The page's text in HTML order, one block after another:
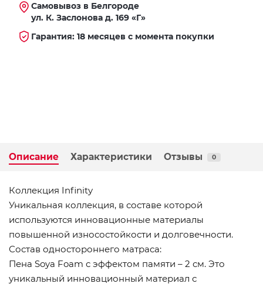
Самовывоз в Белгороде
ул. К. Заслонова д. 169 «Г»
Гарантия: 18 месяцев с момента покупки
Описание Характеристики Отзывы 0
Коллекция Infinity
Уникальная коллекция, в составе которой
используются инновационные материалы
повышенной износостойкости и долговечности.
Состав одностороннего матраса:
Пена Soya Foam с эффектом памяти – 2 см. Это
уникальный инновационный материал с